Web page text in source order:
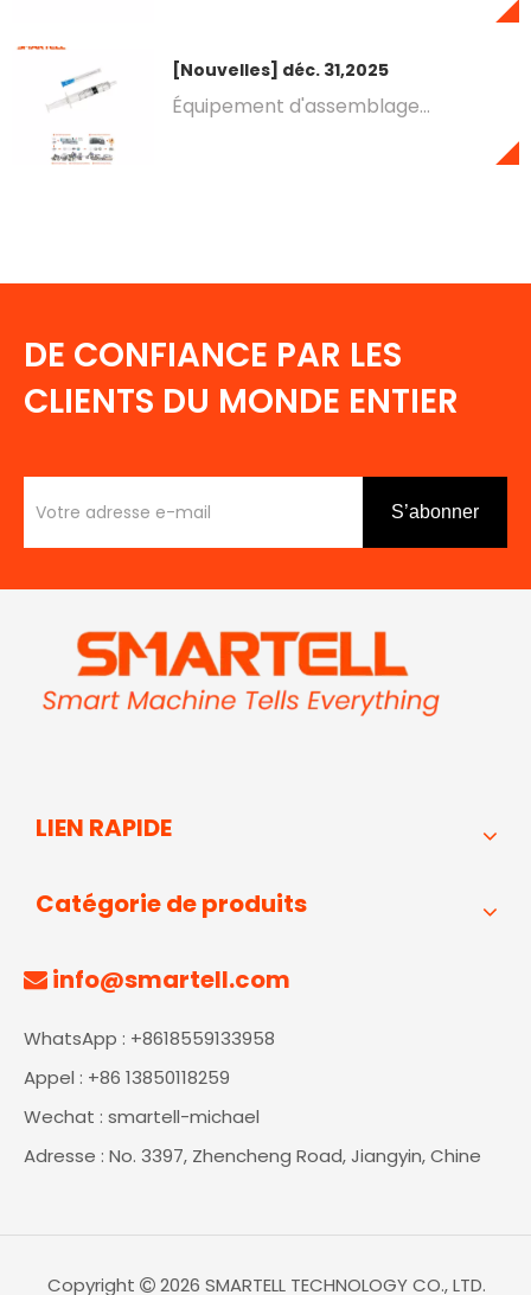
[Nouvelles] déc. 31,2025
Équipement d'assemblage
DE CONFIANCE PAR LES
CLIENTS DU MONDE ENTIER
S’abonner
LIEN RAPIDE
Catégorie de produits
 info@smartell.com
WhatsApp : +8618559133958
Appel : +86 13850118259
Wechat : smartell-michael
Adresse : No. 3397, Zhencheng Road, Jiangyin, Chine
Copyright  2026 SMARTELL TECHNOLOGY CO., LTD.